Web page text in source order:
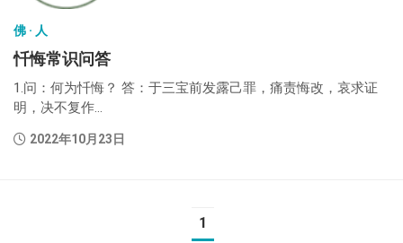
佛 · 人
忏悔常识问答
1.问：何为忏悔？ 答：于三宝前发露己罪，痛责悔改，哀求证
明，决不复作...
2022年10月23日
1